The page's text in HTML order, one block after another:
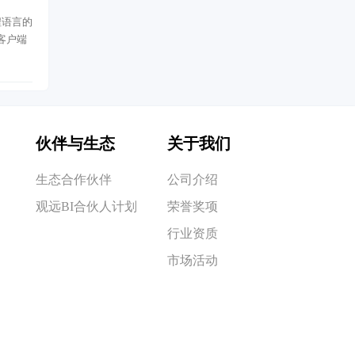
言的
户端
伙伴与生态
生态合作伙伴
观远BI合伙人计划
关于我们
公司介绍
荣誉奖项
行业资质
市场活动